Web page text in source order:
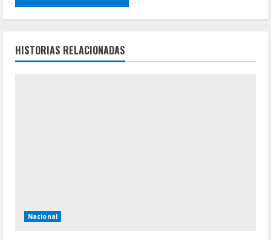
HISTORIAS RELACIONADAS
Nacional